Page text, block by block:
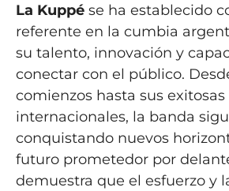
La Kuppése ha establecido
referente en la cumbia
su talento, innovación y
conectar con el público.
comienzos hasta sus exitosas
internacionales, la banda
conquistando nuevos
futuro prometedor por
demuestra que el esfuerzo y